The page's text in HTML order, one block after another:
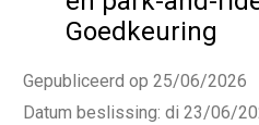
Goedkeuring
Gepubliceerd op 25/06/2026
Datum beslissing: di 23/06/